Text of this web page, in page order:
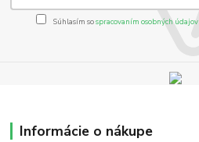
Súhlasím sospracovaním osobných údajov
Informácie o nákupe